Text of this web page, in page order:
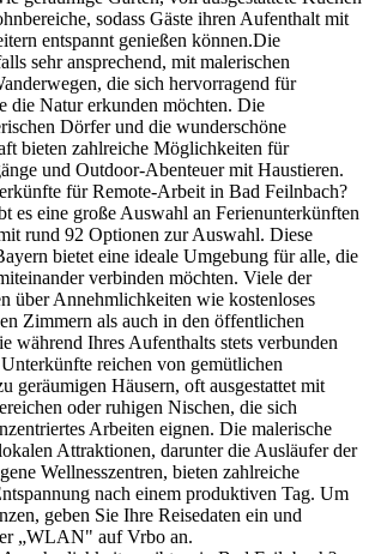
sodass Gäste ihren Aufenthalt mit
entspannt genießen können.Die
sehr ansprechend, mit malerischen
die sich hervorragend für
die Natur erkunden möchten. Die
Dörfer und die wunderschöne
bieten zahlreiche Möglichkeiten für
und Outdoor-Abenteuer mit Haustieren.
für Remote-Arbeit in Bad Feilnbach?
es eine große Auswahl an Ferienunterkünften
rund 92 Optionen zur Auswahl. Diese
bietet eine ideale Umgebung für alle, die
verbinden möchten. Viele der
über Annehmlichkeiten wie kostenloses
Zimmern als auch in den öffentlichen
während Ihres Aufenthalts stets verbunden
reichen von gemütlichen
geräumigen Häusern, oft ausgestattet mit
oder ruhigen Nischen, die sich
Arbeiten eignen. Die malerische
Attraktionen, darunter die Ausläufer der
Wellnesszentren, bieten zahlreiche
nach einem produktiven Tag. Um
geben Sie Ihre Reisedaten ein und
„WLAN" auf Vrbo an.